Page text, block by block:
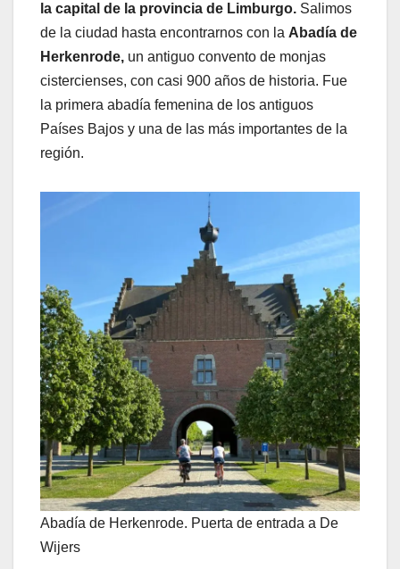
la capital de la provincia de Limburgo. Salimos
de la ciudad hasta encontrarnos con la Abadía de
Herkenrode, un antiguo convento de monjas
cistercienses, con casi 900 años de historia. Fue
la primera abadía femenina de los antiguos
Países Bajos y una de las más importantes de la
región.
Abadía de Herkenrode. Puerta de entrada a De
Wijers